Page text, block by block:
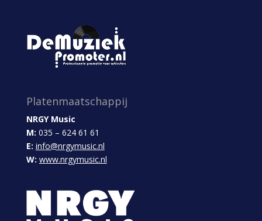
Platenmaatschappij
NRGY Music
M: 035 – 624 61 61
E: info@nrgymusic.nl
W: www.nrgymusic.nl